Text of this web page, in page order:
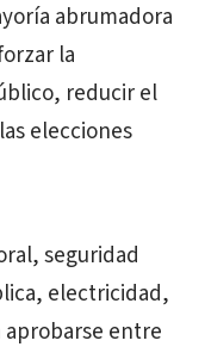
abrumadora
la
reducir el
elecciones
seguridad
electricidad,
entre